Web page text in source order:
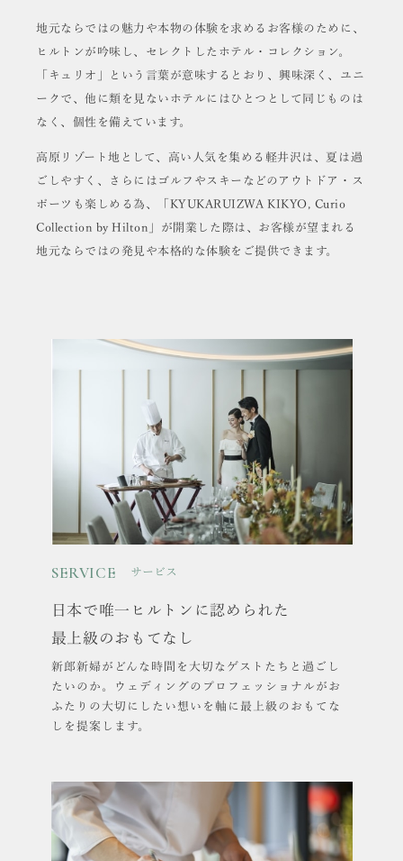
地元ならではの魅力や本物の体験を求めるお客様のために、
ヒルトンが吟味し、セレクトしたホテル・コレクション。
「キュリオ」という言葉が意味するとおり、興味深く、ユニ
ークで、他に類を見ないホテルにはひとつとして同じものは
なく、個性を備えています。
高原リゾート地として、高い人気を集める軽井沢は、夏は過
ごしやすく、さらにはゴルフやスキーなどのアウトドア・ス
ポーツも楽しめる為、
「KYUKARUIZWA KIKYO, Curio
Collection by Hilton」が開業した際は、 お客様が望まれる
地元ならではの発見や本格的な体験をご提供できます。
SERVICE サービス
日本で唯一ヒルトンに認められた
最上級のおもてなし
新郎新婦がどんな時間を大切なゲストたちと過ごし
たいのか。ウェディングのプロフェッショナルがお
ふたりの大切にしたい想いを軸に最上級のおもてな
しを提案します。